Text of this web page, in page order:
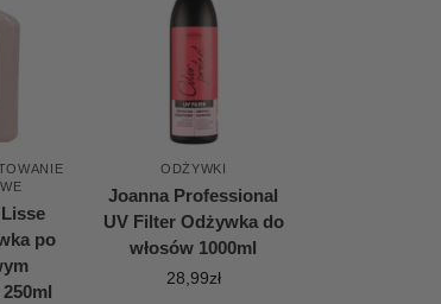
po
ODŻYWKI
Joanna Professional
UV Filter Odżywka do
włosów 1000ml
28,99zł